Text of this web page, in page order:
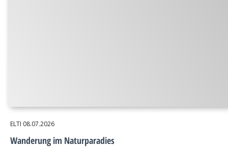
ELTI 08.07.2026
Wanderung im Naturparadies